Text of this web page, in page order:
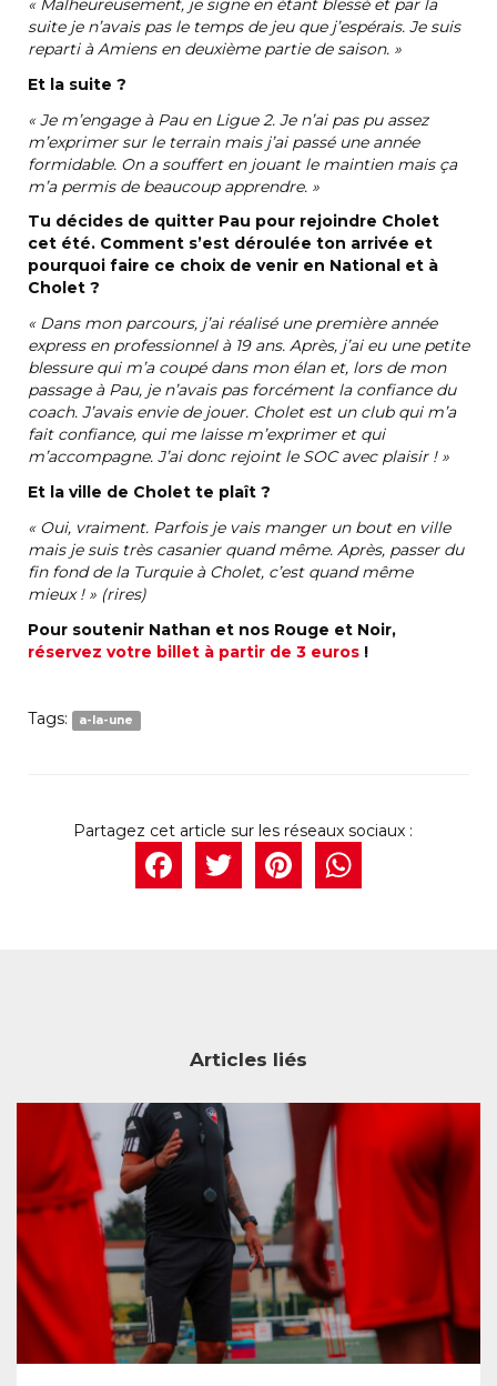
« Malheureusement, je signe en étant blessé et par la
suite je n’avais pas le temps de jeu que j’espérais. Je suis
reparti à Amiens en deuxième partie de saison. »
Et la suite ?
« Je m’engage à Pau en Ligue 2. Je n’ai pas pu assez
m’exprimer sur le terrain mais j’ai passé une année
formidable. On a souffert en jouant le maintien mais ça
m’a permis de beaucoup apprendre. »
Tu décides de quitter Pau pour rejoindre Cholet
cet été. Comment s’est déroulée ton arrivée et
pourquoi faire ce choix de venir en National et à
Cholet ?
« Dans mon parcours, j’ai réalisé une première année
express en professionnel à 19 ans. Après, j’ai eu une petite
blessure qui m’a coupé dans mon élan et, lors de mon
passage à Pau, je n’avais pas forcément la confiance du
coach. J’avais envie de jouer. Cholet est un club qui m’a
fait confiance, qui me laisse m’exprimer et qui
m’accompagne. J’ai donc rejoint le SOC avec plaisir ! »
Et la ville de Cholet te plaît ?
« Oui, vraiment. Parfois je vais manger un bout en ville
mais je suis très casanier quand même. Après, passer du
fin fond de la Turquie à Cholet, c’est quand même
mieux ! » (rires)
Pour soutenir Nathan et nos Rouge et Noir,
réservez votre billet à partir de 3 euros !
Tags: a-la-une
Facebook
Twitter
Articles liés